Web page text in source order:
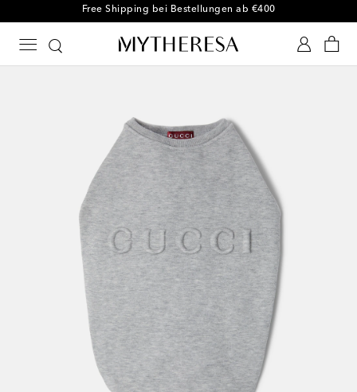
Kostenloser Umtausch innerhalb von 30 Tagen